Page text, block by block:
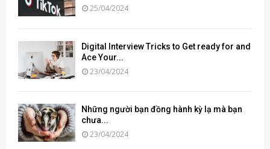
25/04/2024
Digital Interview Tricks to Get ready for and
Ace Your...
23/04/2024
Những người bạn đồng hành kỳ lạ mà bạn
chưa...
23/04/2024